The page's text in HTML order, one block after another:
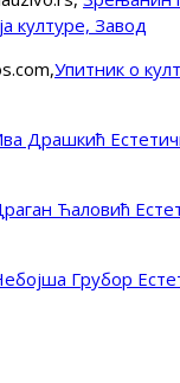
културе, Завод
Упитник о
Драшкић
Ћаловић
Грубор